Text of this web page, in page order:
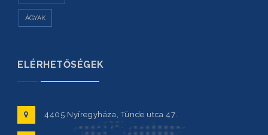
ÁGYAK
ELÉRHETŐSÉGEK
4405 Nyíregyháza, Tünde utca 47.